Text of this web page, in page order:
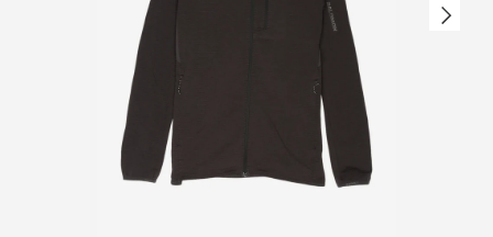
Nächste